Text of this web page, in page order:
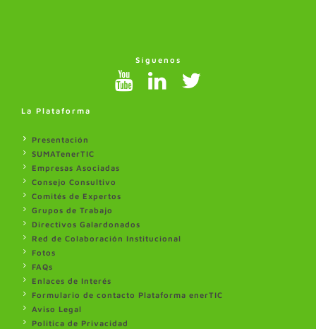
Síguenos
La Plataforma
Presentación
SUMATenerTIC
Empresas Asociadas
Consejo Consultivo
Comités de Expertos
Grupos de Trabajo
Directivos Galardonados
Red de Colaboración Institucional
Fotos
FAQs
Enlaces de Interés
Formulario de contacto Plataforma enerTIC
Aviso Legal
Politica de Privacidad